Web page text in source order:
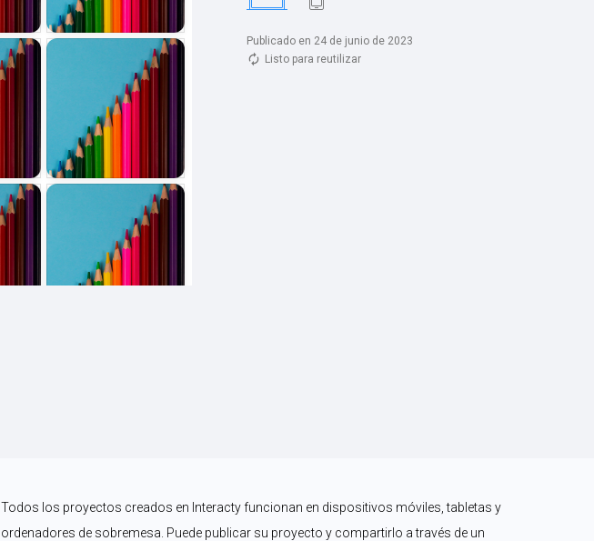
Publicado en 24 de junio de 2023
Listo para reutilizar
Todos los proyectos creados en Interacty funcionan en dispositivos móviles, tabletas y
ordenadores de sobremesa. Puede publicar su proyecto y compartirlo a través de un